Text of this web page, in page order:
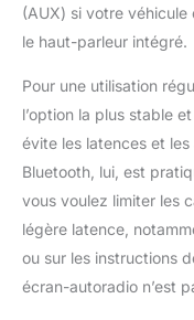
(AUX) si votre
le haut-parleur intégré.
Pour une utilisation
l’option la plus stable
évite les latences et
Bluetooth, lui, est
vous voulez limiter les
légère latence,
ou sur les instructions
écran-autoradio n’est